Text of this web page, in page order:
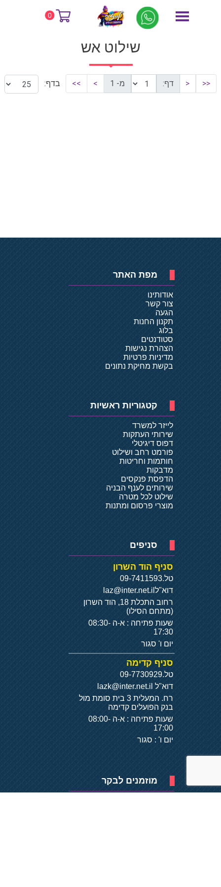
0 דף הבית שילוט אש
שילוט אש
<<
< דף: מ- 1 >
>> בדף:
מפת האתר
אודותינו
צור קשר
הגעה
תקנון החנות
בלוג
סטודנטים
הצהרת נגישות
מדיניות פרטיות
בקשת מחיקת נתונים
קטגוריות ראשיות
לייזר למשרד
שירותי העתקות
דפוס דיגיטלי
פורמט רחב ושילוט
חותמות וחריטות
מדבקות
הדפסת פנקסים
שירותים לענף הבניה
שילוט לכל מטרה
מוצרי פרסום ומתנות
סניפים
סניף הוד השרון
טל.09-7411593
דוא"ל laz@inter.net.il
רחוב התכלת 18, הוד השרון
(מתחם הסילו)
שעות פתיחה : א-ה 08:30-
17:30
יום ו' סגור
סניף קדימה
טל.09-7730929
דוא"ל
רח. המעלית 3 בית סומת מול
בנק הפועלים קדימה
שעות פתיחה : א-ה 08:00-
17:00
יום ו' : סגור
מוזמנים לבקר